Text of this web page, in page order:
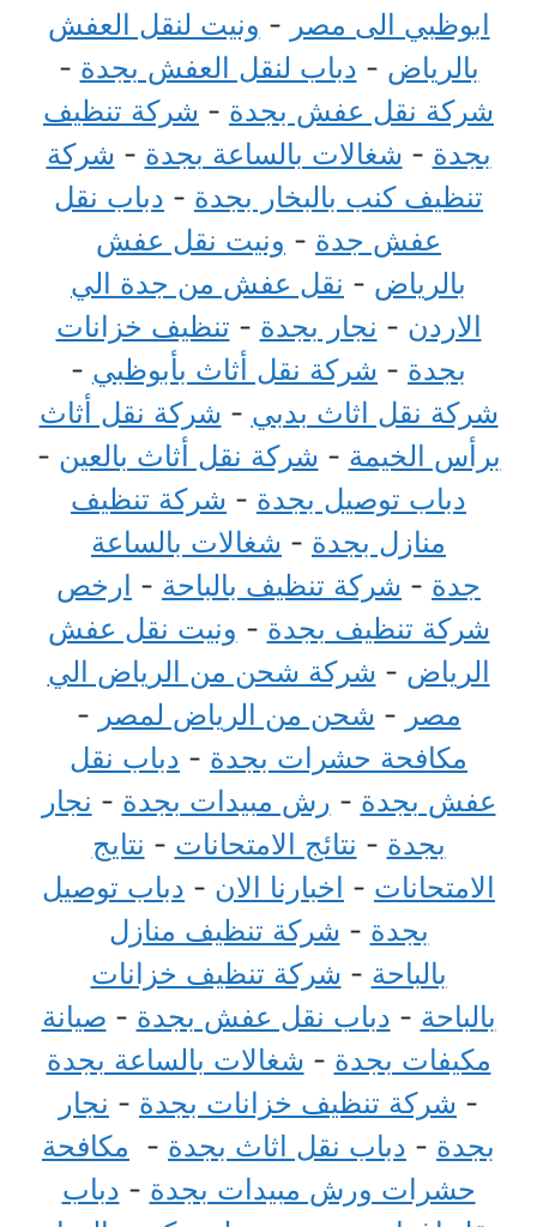
ابوظبي الى مصر - ونيت لنقل العفش
بالرياض - دباب لنقل العفش بجدة -
شركة نقل عفش بجدة - شركة تنظيف
بجدة - شغالات بالساعة بجدة - شركة
تنظيف كنب بالبخار بجدة - دباب نقل
عفش جدة - ونيت نقل عفش
بالرياض - نقل عفش من جدة الي
الاردن - نجار بجدة - تنظيف خزانات
بجدة - شركة نقل أثاث بأبوظبي -
شركة نقل اثاث بدبي - شركة نقل أثاث
برأس الخيمة - شركة نقل أثاث بالعين -
دباب توصيل بجدة - شركة تنظيف
منازل بجدة - شغالات بالساعة
جدة - شركة تنظيف بالباحة - ارخص
شركة تنظيف بجدة - ونيت نقل عفش
الرياض - شركة شحن من الرياض الي
مصر - شحن من الرياض لمصر -
مكافحة حشرات بجدة - دباب نقل
عفش بجدة - رش مبيدات بجدة - نجار
بجدة - نتائج الامتحانات - نتايج
الامتحانات - اخبارنا الان - دباب توصيل
بجدة - شركة تنظيف منازل
بالباحة - شركة تنظيف خزانات
بالباحة - دباب نقل عفش بجدة - صيانة
مكيفات بجدة - شغالات بالساعة بجدة
- شركة تنظيف خزانات بجدة - نجار
بجدة - دباب نقل اثاث بجدة - مكافحة
حشرات ورش مبيدات بجدة - دباب